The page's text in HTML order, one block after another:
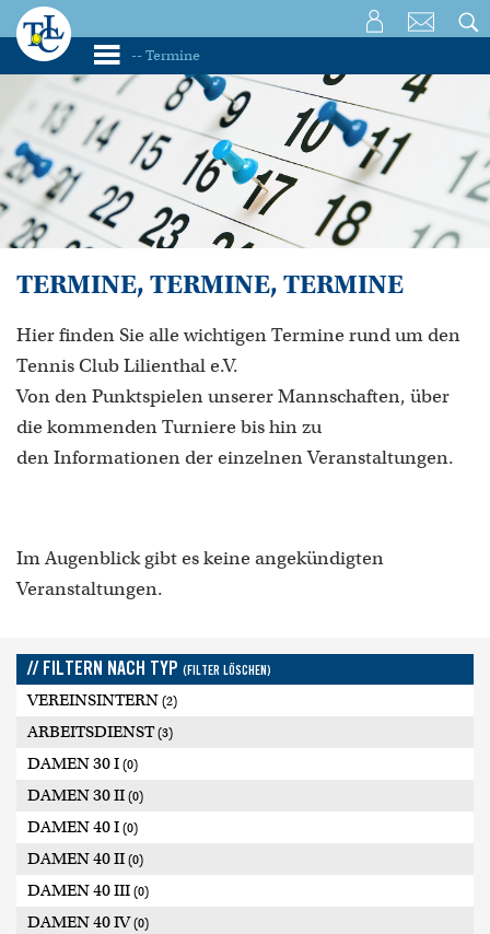
TERMINE, TERMINE, TERMINE
Hier finden Sie alle wichtigen Termine rund um den
Tennis Club Lilienthal e.V.
Von den Punktspielen unserer Mannschaften, über
die kommenden Turniere bis hin zu
den Informationen der einzelnen Veranstaltungen.
Im Augenblick gibt es keine angekündigten
Veranstaltungen.
// FILTERN NACH TYP (FILTER LÖSCHEN)
VEREINSINTERN (2)
ARBEITSDIENST(3)
DAMEN 30 I (0)
DAMEN 30 II (0)
DAMEN 40 I (0)
DAMEN 40 II (0)
DAMEN 40 III (0)
DAMEN 40 IV(0)